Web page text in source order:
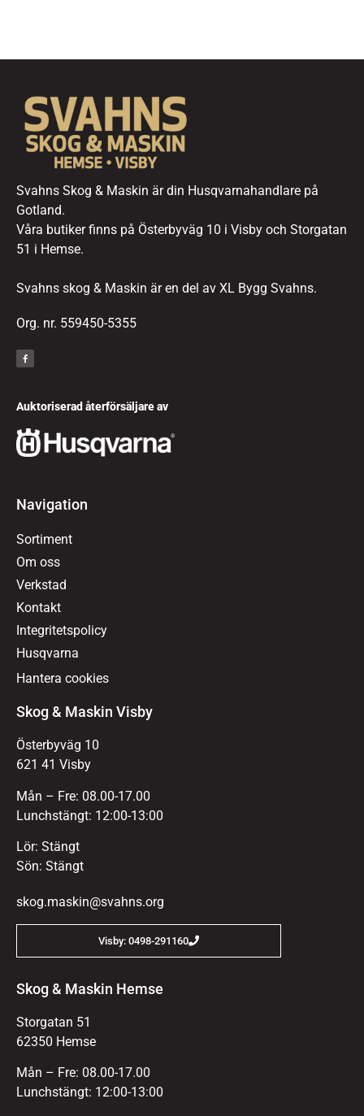
Svahns Skog & Maskin är din Husqvarnahandlare på
Gotland.
Våra butiker finns på Österbyväg 10 i Visby och Storgatan
51 i Hemse.
Svahns skog & Maskin är en del av XL Bygg Svahns.
Org. nr. 559450-5355
Auktoriserad återförsäljare av
Navigation
Sortiment
Om oss
Verkstad
Kontakt
Integritetspolicy
Husqvarna
Hantera cookies
Skog & Maskin Visby
Österbyväg 10
621 41 Visby
Mån – Fre: 08.00-17.00
Lunchstängt: 12:00-13:00
Lör: Stängt
Sön: Stängt
skog.maskin@svahns.org
Visby: 0498-291160
Skog & Maskin Hemse
Storgatan 51
62350 Hemse
Mån – Fre: 08.00-17.00
Lunchstängt: 12:00-13:00